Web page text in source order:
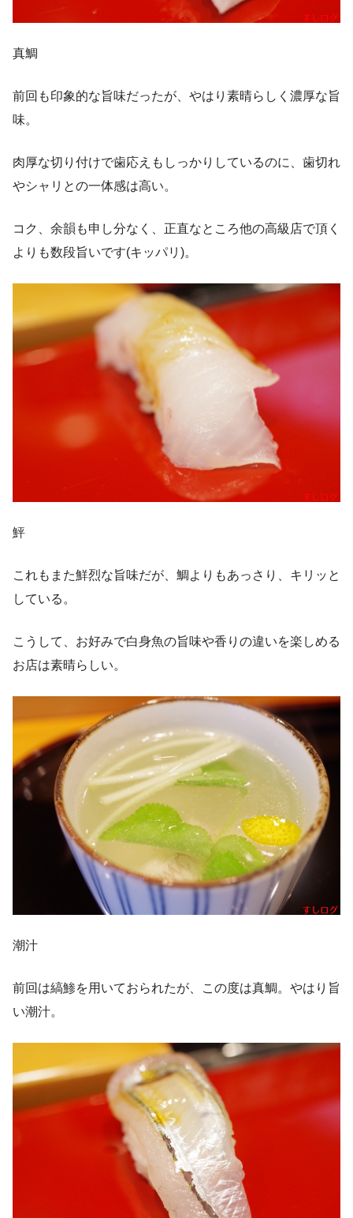
真鯛
前回も印象的な旨味だったが、やはり素晴らしく濃厚な旨
味。
肉厚な切り付けで歯応えもしっかりしているのに、歯切れ
やシャリとの一体感は高い。
コク、余韻も申し分なく、正直なところ他の高級店で頂く
よりも数段旨いです(キッパリ)。
鮃
これもまた鮮烈な旨味だが、鯛よりもあっさり、キリッと
している。
こうして、お好みで白身魚の旨味や香りの違いを楽しめる
お店は素晴らしい。
潮汁
前回は縞鯵を用いておられたが、この度は真鯛。やはり旨
い潮汁。